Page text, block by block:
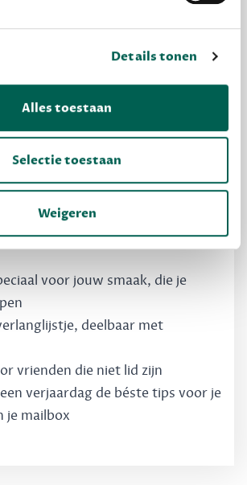
Details tonen
Alles toestaan
Selectie toestaan
Weigeren
persoonlijk voor jou en je
én geef betere cadeaus.
Schrijf nu gratis in
voor jouw smaak, die je
deelbaar met
vrienden die niet lid zijn
verjaardag de béste tips voor je
je mailbox